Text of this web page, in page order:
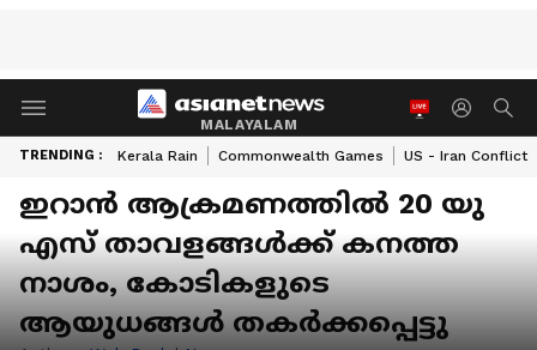
MALAYALAM
TRENDING : Kerala Rain Commonwealth Games US - Iran Conflict
ഇറാന്‍ ആക്രമണത്തില്‍ 20 യു
എസ് താവളങ്ങള്‍ക്ക് കനത്ത
നാശം, കോടികളുടെ
ആയുധങ്ങള്‍ തകര്‍ക്കപ്പെട്ടു